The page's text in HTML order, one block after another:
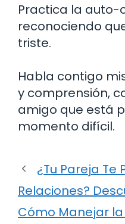
Practica la auto-
reconociendo
triste.
Habla contigo
y comprensión,
amigo que está
momento difícil.
¿Tu Pareja Te
Relaciones?
Cómo Manejar